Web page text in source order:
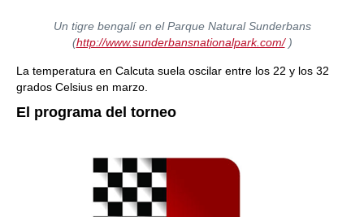
Un tigre bengalí en el Parque Natural Sunderbans
(http://www.sunderbansnationalpark.com/)
La temperatura en Calcuta suela oscilar entre los 22 y los 32
grados Celsius en marzo.
El programa del torneo